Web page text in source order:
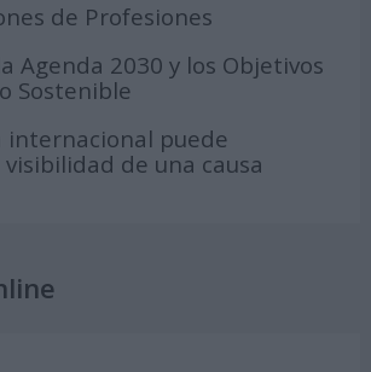
de Profesiones
Agenda 2030 y los Objetivos
Sostenible
internacional puede
de una causa